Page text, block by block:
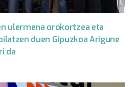
ulermena orokortzea eta
duen Gipuzkoa Arigune
da